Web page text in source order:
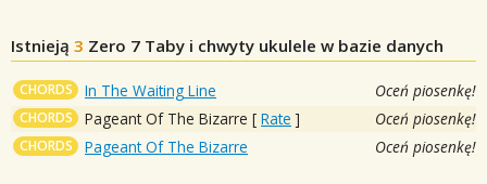
Istnieją 3 Zero 7 Taby i chwyty ukulele w bazie danych
CHORDS In The Waiting Line Oceń piosenkę!
CHORDS Pageant Of The Bizarre [ Rate ] Oceń piosenkę!
CHORDS Pageant Of The Bizarre Oceń piosenkę!